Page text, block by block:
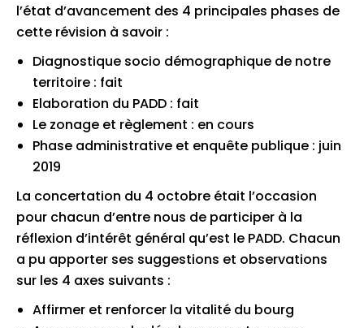
l’état d’avancement des 4 principales phases de
cette révision à savoir :
Diagnostique socio démographique de notre
territoire : fait
Elaboration du PADD : fait
Le zonage et règlement : en cours
Phase administrative et enquête publique : juin
2019
La concertation du 4 octobre était l’occasion
pour chacun d’entre nous de participer à la
réflexion d’intérêt général qu’est le PADD. Chacun
a pu apporter ses suggestions et observations
sur les 4 axes suivants :
Affirmer et renforcer la vitalité du bourg